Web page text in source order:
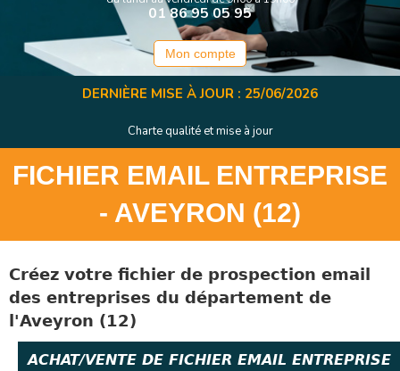
01 86 95 05 95
Mon compte
DERNIÈRE MISE À JOUR : 25/06/2026
Charte qualité et mise à jour
FICHIER EMAIL ENTREPRISE
- AVEYRON (12)
Créez votre fichier de prospection email
des entreprises du département de
l'Aveyron (12)
ACHAT/VENTE DE FICHIER EMAIL ENTREPRISE